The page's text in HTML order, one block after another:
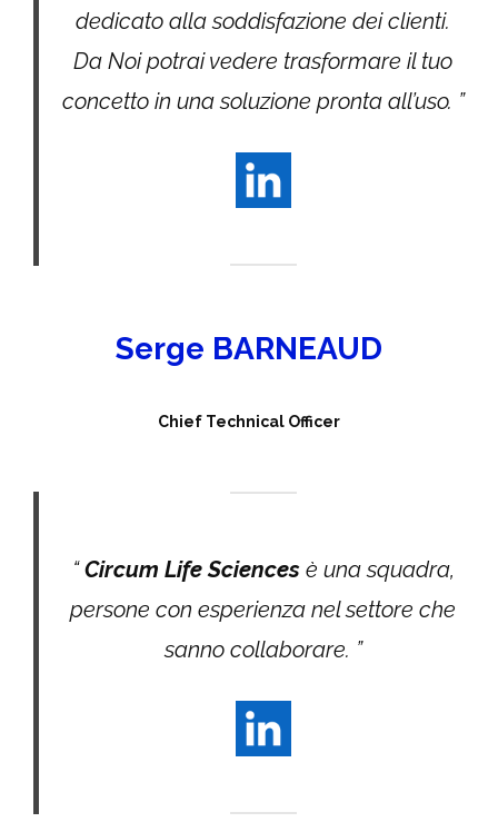
dedicato alla soddisfazione dei clienti.
Da Noi potrai vedere trasformare il tuo
concetto in una soluzione pronta all’uso. ”
Serge BARNEAUD
Chief Technical Officer
“Circum Life Sciencesè una squadra,
persone con esperienza nel settore che
sanno collaborare. ”